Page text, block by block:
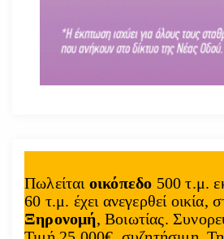
Πωλείται οικόπεδο 500 τ.μ.
60 τ.μ. έχει ανεγερθεί οικία,
Ξηρονομή, Βοιωτίας.